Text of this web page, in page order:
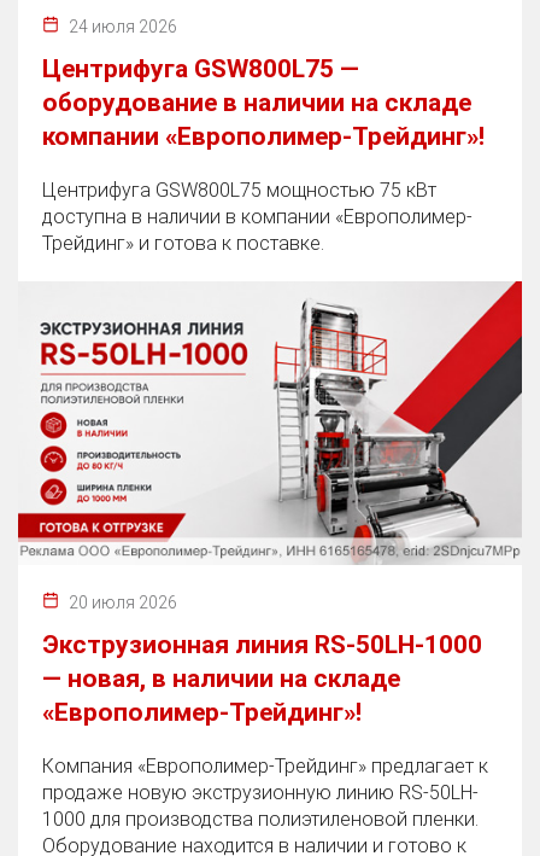
24 июля 2026
Центрифуга GSW800L75 —
оборудование в наличии на складе
компании «Европолимер-Трейдинг»!
Центрифуга GSW800L75 мощностью 75 кВт
доступна в наличии в компании «Европолимер-
Трейдинг» и готова к поставке.
20 июля 2026
Экструзионная линия RS-50LH-1000
— новая, в наличии на складе
«Европолимер-Трейдинг»!
Компания «Европолимер-Трейдинг» предлагает к
продаже новую экструзионную линию RS-50LH-
1000 для производства полиэтиленовой пленки.
Оборудование находится в наличии и готово к